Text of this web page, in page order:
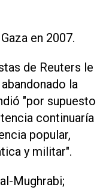
en 2007.
de Reuters le
la
"por supuesto
continuaría
popular,
y militar".
Mughrabi;